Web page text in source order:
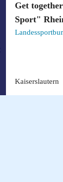
Get
Sport"
Kaiserslautern